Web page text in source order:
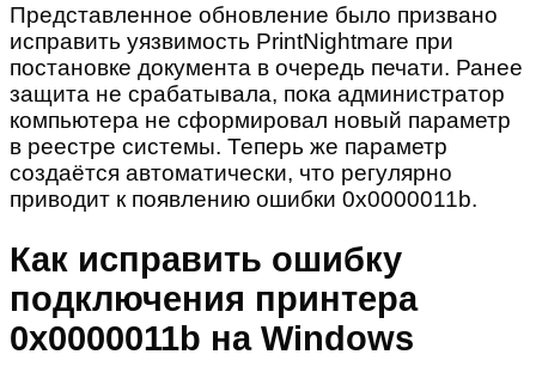
Представленное обновление было призвано
исправить уязвимость PrintNightmare при
постановке документа в очередь печати. Ранее
защита не срабатывала, пока администратор
компьютера не сформировал новый параметр
в реестре системы. Теперь же параметр
создаётся автоматически, что регулярно
приводит к появлению ошибки 0x0000011b.
Как исправить ошибку
подключения принтера
0х0000011b на Windows